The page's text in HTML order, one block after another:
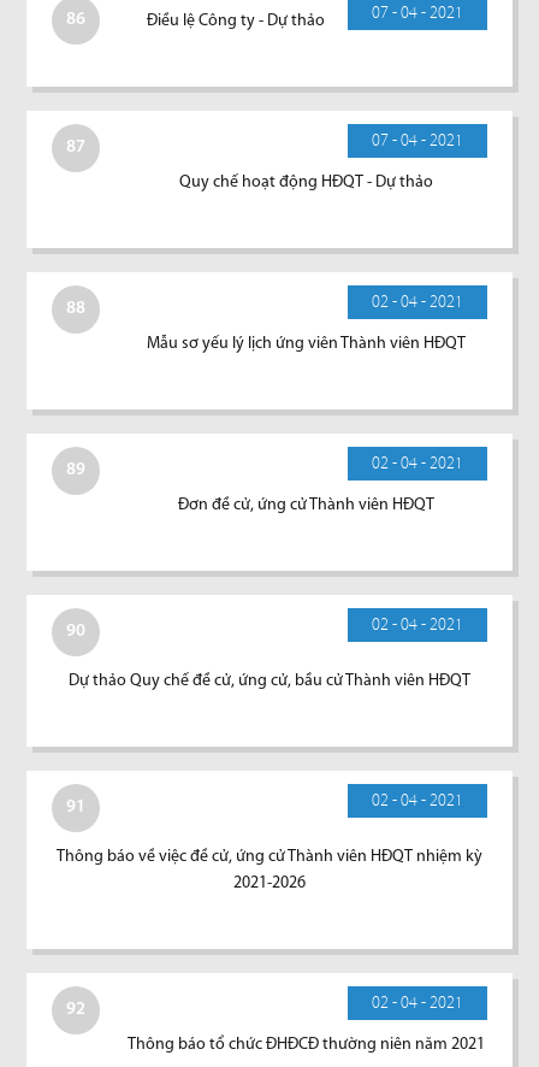
86 07 - 04 - 2021
Điều lệ Công ty - Dự thảo
87 07 - 04 - 2021
Quy chế hoạt động HĐQT - Dự thảo
88 02 - 04 - 2021
Mẫu sơ yếu lý lịch ứng viên Thành viên HĐQT
89 02 - 04 - 2021
Đơn đề cử, ứng cử Thành viên HĐQT
90 02 - 04 - 2021
Dự thảo Quy chế đề cử, ứng cử, bầu cử Thành viên HĐQT
91 02 - 04 - 2021
Thông báo về việc đề cử, ứng cử Thành viên HĐQT nhiệm kỳ
2021-2026
92 02 - 04 - 2021
Thông báo tổ chức ĐHĐCĐ thường niên năm 2021